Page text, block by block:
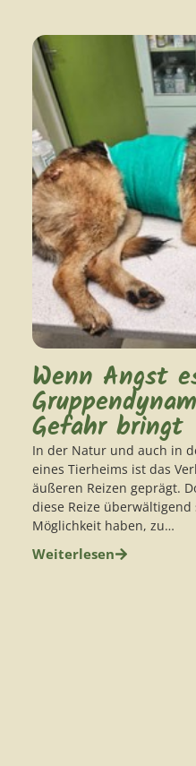
Wenn Angst
Gefahr bringt
In der Natur und auch in
eines Tierheims ist das
äußeren Reizen geprägt.
diese Reize
Möglichkeit haben, zu…
Weiterlesen